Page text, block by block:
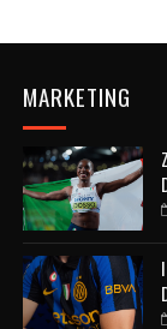
MARKETING